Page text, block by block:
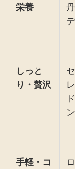
栄養
しっと
り・贅沢
手軽・コ